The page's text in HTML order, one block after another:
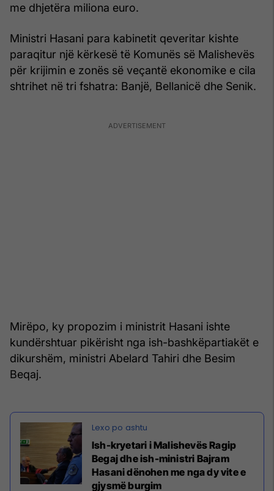
me dhjetëra miliona euro.
Ministri Hasani para kabinetit qeveritar kishte
paraqitur një kërkesë të Komunës së Malishevës
për krijimin e zonës së veçantë ekonomike e cila
shtrihet në tri fshatra: Banjë, Bellanicë dhe Senik.
Mirëpo, ky propozim i ministrit Hasani ishte
kundërshtuar pikërisht nga ish-bashkëpartiakët e
dikurshëm, ministri Abelard Tahiri dhe Besim
Beqaj.
Ish-kryetari i Malishevës Ragip
Begaj dhe ish-ministri Bajram
Hasani dënohen me nga dy vite e
gjysmë burgim